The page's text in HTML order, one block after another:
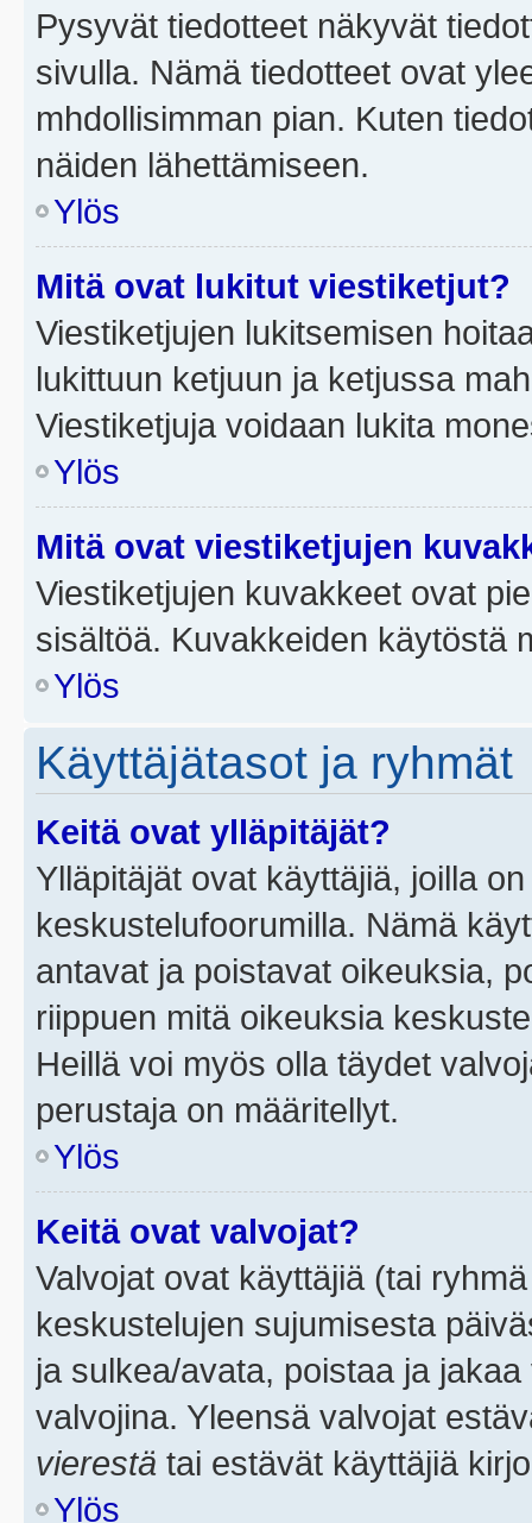
Pysyvät tiedotteet näkyvät
sivulla. Nämä tiedotteet ovat
mhdollisimman pian. Kuten
näiden lähettämiseen.
Ylös
Mitä ovat lukitut viestiketjut?
Viestiketjujen lukitsemisen
lukittuun ketjuun ja ketjussa
Viestiketjuja voidaan lukita
Ylös
Mitä ovat viestiketjujen
Viestiketjujen kuvakkeet ovat
sisältöä. Kuvakkeiden käytöstä
Ylös
Käyttäjätasot ja ryhmät
Keitä ovat ylläpitäjät?
Ylläpitäjät ovat käyttäjiä, joilla
keskustelufoorumilla. Nämä
antavat ja poistavat oikeuksia,
riippuen mitä oikeuksia
Heillä voi myös olla täydet
perustaja on määritellyt.
Ylös
Keitä ovat valvojat?
Valvojat ovat käyttäjiä (tai
keskustelujen sujumisesta
ja sulkea/avata, poistaa ja
valvojina. Yleensä valvojat
vierestä tai estävät käyttäjiä
Ylös